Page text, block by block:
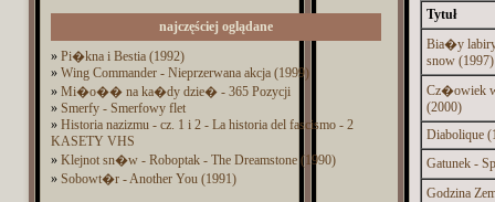
najczęściej oglądane
» Pi�kna i Bestia (1992)
» Wing Commander - Nieprzerwana akcja (1999)
» Mi�o�� na ka�dy dzie� - 365 Pozycji
» Smerfy - Smerfowy flet
» Historia nazizmu - cz. 1 i 2 - La historia del fascismo - 2
KASETY VHS
» Klejnot sn�w - Roboptak - The Dreamstone (1990)
» Sobowt�r - Another You (1991)
Tytuł
Bia�y
snow (1997)
Cz�owiek
(2000)
Diabolique
Gatunek -
Godzina